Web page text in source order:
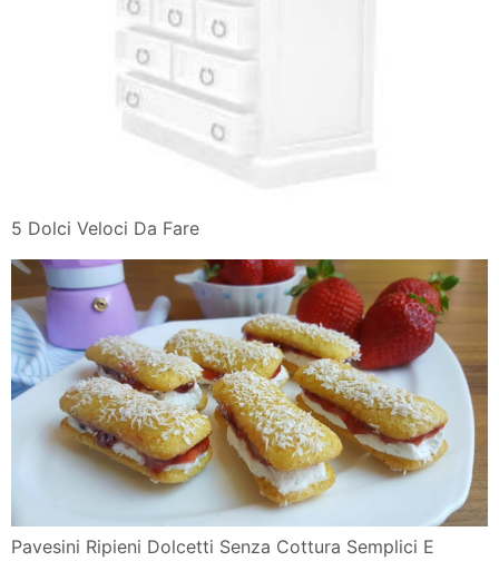
5 Dolci Veloci Da Fare
Pavesini Ripieni Dolcetti Senza Cottura Semplici E